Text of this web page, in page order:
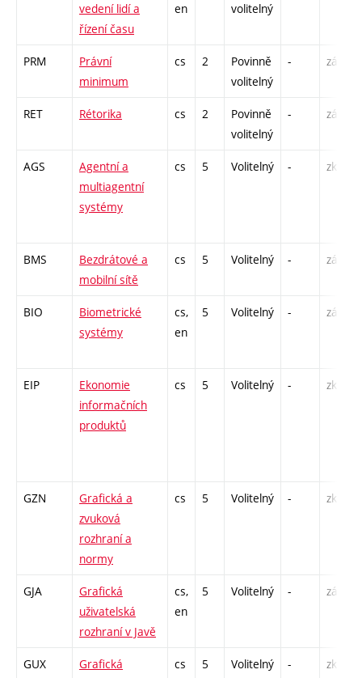
vedení lidí a
řízení času
en
volitelný
PRM
Právní
minimum
cs 2
Povinně
volitelný
- zá
RET Rétorika cs 2
Povinně
volitelný
- zá
AGS
Agentní a
multiagentní
systémy
cs 5 Volitelný - zk
BMS
Bezdrátové a
mobilní sítě
cs 5 Volitelný - zá,zk
BIO
Biometrické
systémy
cs,
en
5 Volitelný - zá,zk
EIP
Ekonomie
informačních
produktů
cs 5 Volitelný - zk
GZN
Grafická a
zvuková
rozhraní a
normy
cs 5 Volitelný - zk
GJA
Grafická
uživatelská
rozhraní v Javě
cs,
en
5 Volitelný - zá,zk
GUX
Grafická
cs 5 Volitelný - zk